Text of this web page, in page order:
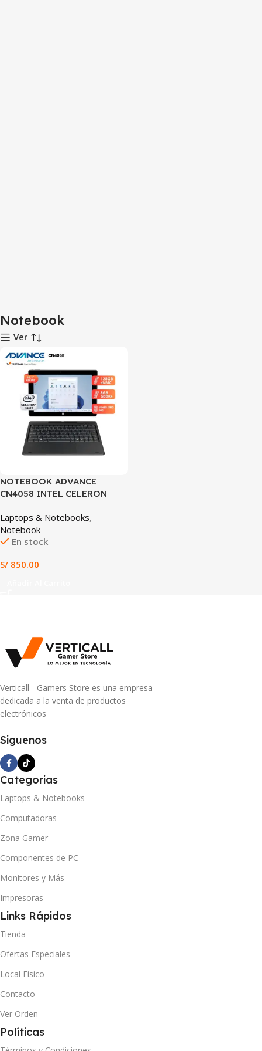
Notebook
Ver
NOTEBOOK ADVANCE
CN4058 INTEL CELERON
eMMC, 10.1″ HD IPS
Laptops & Notebooks,
Notebook
En stock
S/ 850.00
Verticall - Gamers Store es una empresa
dedicada a la venta de productos
electrónicos
Siguenos
Categorias
Laptops & Notebooks
Computadoras
Zona Gamer
Componentes de PC
Monitores y Más
Impresoras
Links Rápidos
Tienda
Ofertas Especiales
Local Fisico
Contacto
Ver Orden
Políticas